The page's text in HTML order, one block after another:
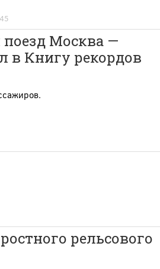
Москва —
в Книгу рекордов
рельсового